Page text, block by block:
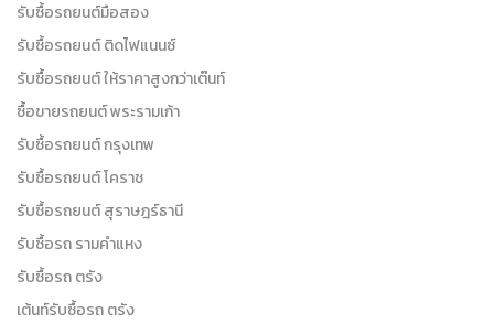
รับซื้อรถยนต์มือสอง
รับซื้อรถยนต์ ติดไฟแนนซ์
รับซื้อรถยนต์ ให้ราคาสูงกว่าเต๊นท์
ซื้อขายรถยนต์ พระรามเก้า
รับซื้อรถยนต์ กรุงเทพ
รับซื้อรถยนต์ โคราช
รับซื้อรถยนต์ สุราษฎร์ธานี
รับซื้อรถ รามคำแหง
รับซื้อรถ ตรัง
เต้นท์รับซื้อรถ ตรัง